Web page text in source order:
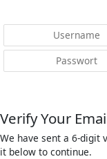
Verify Your
We have sent a 6-digit
it below to continue.